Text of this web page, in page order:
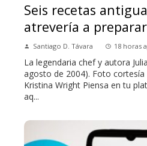
Seis recetas
atrevería a
Santiago D. Távara 18 horas
La legendaria chef y autora
agosto de 2004). Foto
Kristina Wright Piensa en tu
aq...